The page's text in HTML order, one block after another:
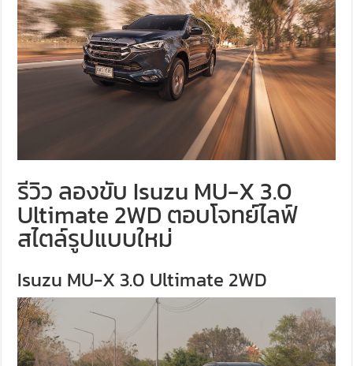
รีวิว ลองขับ Isuzu MU-X 3.0
Ultimate 2WD ตอบโจทย์ไลฟ์
สไตล์รูปแบบใหม่
Isuzu MU-X 3.0 Ultimate 2WD